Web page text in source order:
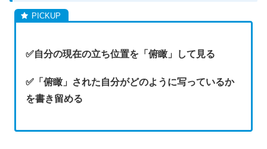
✅自分の現在の立ち位置を「俯瞰」して見る
✅「俯瞰」された自分がどのように写っているか
を書き留める